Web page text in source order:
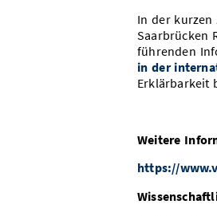
In der kurzen
Saarbrücken
führenden
in der
Erklärbarkeit
Weitere
https://